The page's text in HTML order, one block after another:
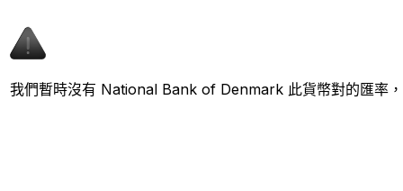
我們暫時沒有 National Bank of Denmark 此貨幣對的匯率